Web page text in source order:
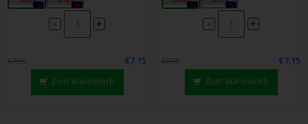
0x 0x
- +
€7,95
€7,15
Zum Warenkorb
0x 0x
- +
€7,95
€7,15
Zum Warenkorb